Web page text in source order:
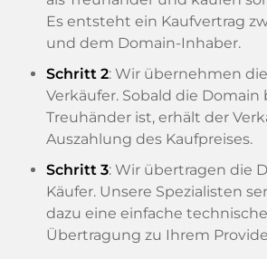
Es entsteht ein Kaufvertrag
und dem Domain-Inhaber.
Schritt 2: Wir übernehmen
Verkäufer. Sobald die Domain
Treuhänder ist, erhält der
Auszahlung des Kaufpreises.
Schritt 3: Wir übertragen die
Käufer. Unsere Spezialisten
dazu eine einfache
Übertragung zu Ihrem